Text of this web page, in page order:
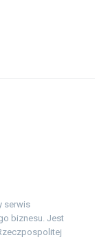
serwis
biznesu. Jest